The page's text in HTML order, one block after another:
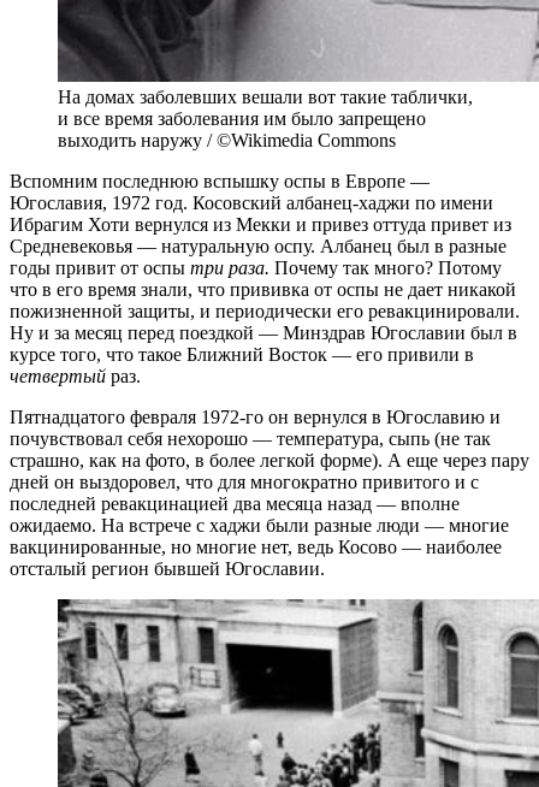
На домах заболевших вешали вот такие таблички,
и все время заболевания им было запрещено
выходить наружу / ©Wikimedia Commons
Вспомним последнюю вспышку оспы в Европе —
Югославия, 1972 год. Косовский албанец-хаджи по имени
Ибрагим Хоти вернулся из Мекки и привез оттуда привет из
Средневековья — натуральную оспу. Албанец был в разные
годы привит от оспы три раза. Почему так много? Потому
что в его время знали, что прививка от оспы не дает никакой
пожизненной защиты, и периодически его ревакцинировали.
Ну и за месяц перед поездкой — Минздрав Югославии был в
курсе того, что такое Ближний Восток — его привили в
четвертый раз.
Пятнадцатого февраля 1972-го он вернулся в Югославию и
почувствовал себя нехорошо — температура, сыпь (не так
страшно, как на фото, в более легкой форме). А еще через пару
дней он выздоровел, что для многократно привитого и с
последней ревакцинацией два месяца назад — вполне
ожидаемо. На встрече с хаджи были разные люди — многие
вакцинированные, но многие нет, ведь Косово — наиболее
отсталый регион бывшей Югославии.